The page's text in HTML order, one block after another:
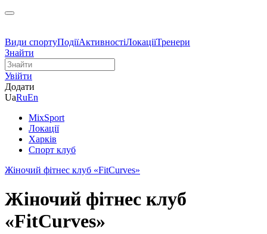
Види спортуПодіїАктивностіЛокаціїТренери
Знайти
Увійти
Додати
UaRuEn
MixSport
Локації
Харків
Спорт клуб
Жіночий фітнес клуб «FitCurves»
Жіночий фітнес клуб
«FitCurves»